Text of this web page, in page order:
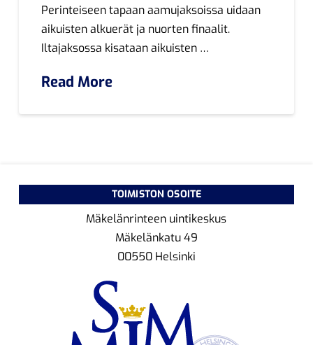
Perinteiseen tapaan aamujaksoissa uidaan
aikuisten alkuerät ja nuorten finaalit.
Iltajaksossa kisataan aikuisten …
Read More
TOIMISTON OSOITE
Mäkelänrinteen uintikeskus
Mäkelänkatu 49
00550 Helsinki